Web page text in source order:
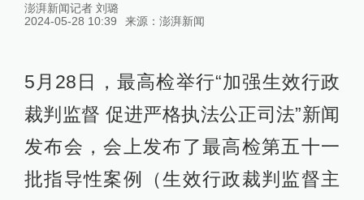
澎湃新闻记者 刘璐
2024-05-28 10:39
来源： 澎湃新闻
5月28日，最高检举行“加强生效行政
裁判监督 促进严格执法公正司法”新闻
发布会，会上发布了最高检第五十一
批指导性案例（生效行政裁判监督主